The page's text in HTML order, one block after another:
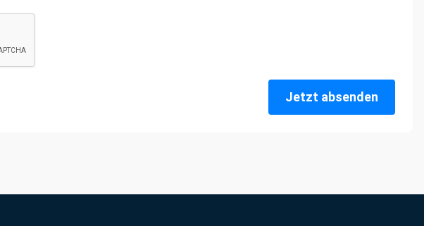
Jetzt absenden